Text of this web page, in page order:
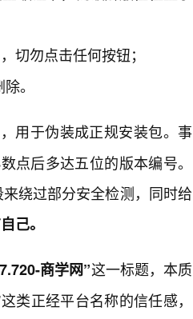
切勿点击任何按钮；
。
用于伪装成正规安装包。事
点后多达五位的版本编号。
绕过部分安全检测，同时给
己。
商学网”这一标题，本质
类正经平台名称的信任感，